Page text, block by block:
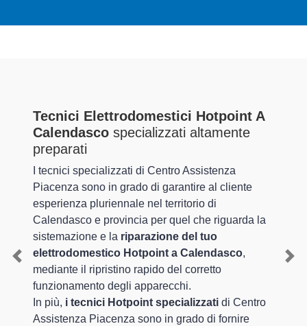
Tecnici Elettrodomestici Hotpoint A
Calendasco specializzati altamente
preparati
I tecnici specializzati di Centro Assistenza
Piacenza sono in grado di garantire al cliente
esperienza pluriennale nel territorio di
Calendasco e provincia per quel che riguarda la
sistemazione e la riparazione del tuo
elettrodomestico Hotpoint a Calendasco,
mediante il ripristino rapido del corretto
funzionamento degli apparecchi.
In più, i tecnici Hotpoint specializzati di Centro
Assistenza Piacenza sono in grado di fornire
Previous